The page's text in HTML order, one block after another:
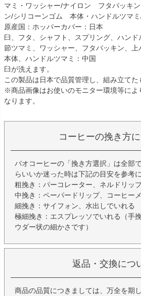
マミ・ワッシャー/ナイロン フタパッキ
ン/シリコーンゴム 本体・ハンドルツマ
原産国：ホッパーカバー：日本
臼、フタ、シャフト、スプリング、ハン
節ツマミ、ワッシャー、フタパッキン、上
本体、ハンドルツマミ：中国
臼が洗えます。
この製品は日本で品質管理し、組み立てた
※商品画像はお使いのモニター環境等によ
なります。
コーヒーの挽き方
パオコーヒーの「挽き方選択」は全部
らいいか迷った時は下記の目安を参考
粗挽き：パーコレーター、ネルドリッ
中挽き：ペーパードリップ、コーヒー
細挽き：サイフォン、水出しでいれる
極細挽き：エスプレッソでいれる（手
ウダー状の細かさです）
返品・交換につ
商品の品質につきましては、万全を期